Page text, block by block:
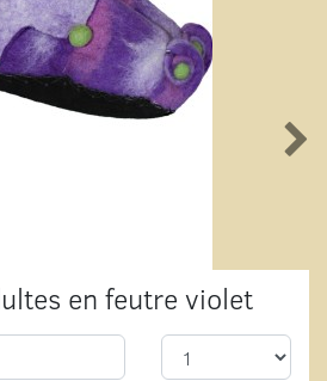
en feutre violet